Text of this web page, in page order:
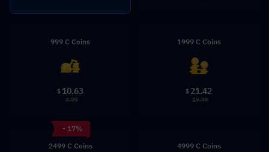
999 C Coins
$ 10.63
9.99
1999 C Coins
$ 21.42
19.99
- 17%
2499 C Coins
4999 C Coins